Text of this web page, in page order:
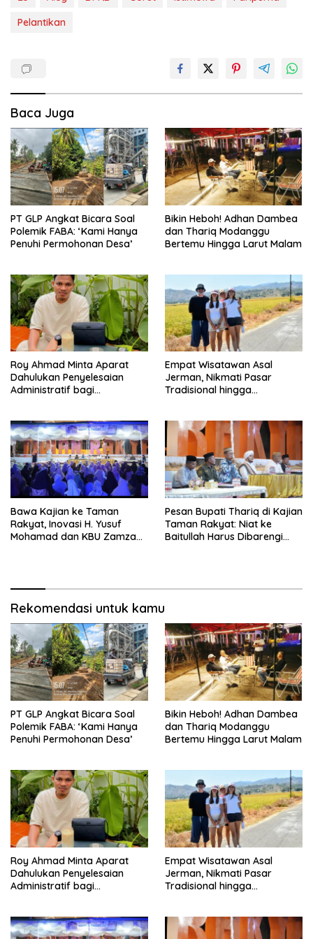
Pelantikan
Baca Juga
PT GLP Angkat Bicara Soal
Polemik FABA: ‘Kami Hanya
Penuhi Permohonan Desa’
Bikin Heboh! Adhan Dambea
dan Thariq Modanggu
Bertemu Hingga Larut Malam
Roy Ahmad Minta Aparat
Dahulukan Penyelesaian
Administratif bagi
Empat Wisatawan Asal
Jerman, Nikmati Pasar
Tradisional hingga
Bawa Kajian ke Taman
Rakyat, Inovasi H. Yusuf
Mohamad dan KBU Zamzam
Pesan Bupati Thariq di Kajian
Taman Rakyat: Niat ke
Baitullah Harus Dibarengi
Rekomendasi untuk kamu
PT GLP Angkat Bicara Soal
Polemik FABA: ‘Kami Hanya
Penuhi Permohonan Desa’
Bikin Heboh! Adhan Dambea
dan Thariq Modanggu
Bertemu Hingga Larut Malam
Roy Ahmad Minta Aparat
Dahulukan Penyelesaian
Administratif bagi
Empat Wisatawan Asal
Jerman, Nikmati Pasar
Tradisional hingga